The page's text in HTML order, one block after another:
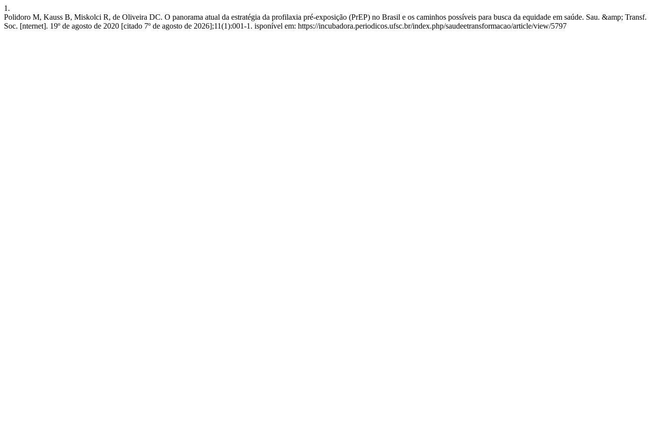
1.
Polidoro M, Kauss B, Miskolci R, de Oliveira DC. O panorama atual da estratégia da profilaxia pré-exposição (PrEP) no Brasil e os caminhos possíveis para busca da equidade em saúde. Sau. &amp; Transf.
Soc. [nternet]. 19º de agosto de 2020 [citado 7º de agosto de 2026];11(1):001-1. isponível em: https://incubadora.periodicos.ufsc.br/index.php/saudeetransformacao/article/view/5797